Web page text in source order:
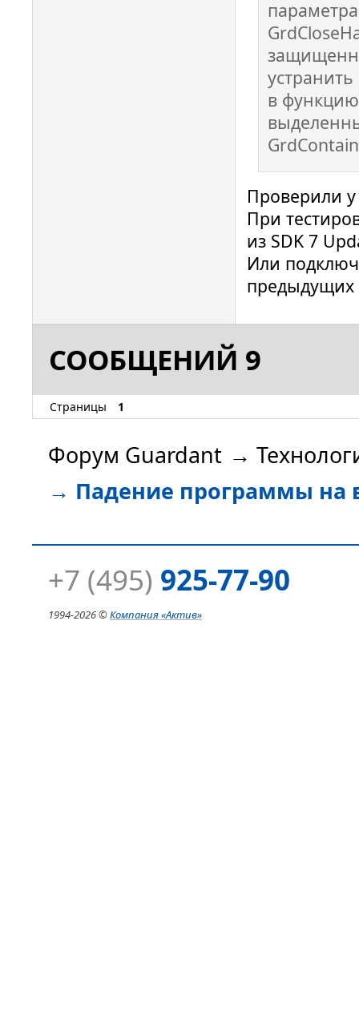
в функцию
Проверили у
При
из SDK 7
Или
предыдущих
СООБЩЕНИЙ 9
Страницы 1
Форум Guardant →
→ Падение программы на
+7 (495) 925-77-90
1994-2026 ©Компания«Актив»